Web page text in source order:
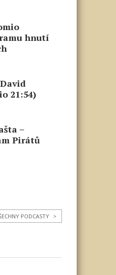
hnutí
21:54)
–
Pirátů
PODCASTY >